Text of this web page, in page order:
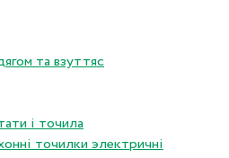
та взуттяс
і точила
точилки электричнi